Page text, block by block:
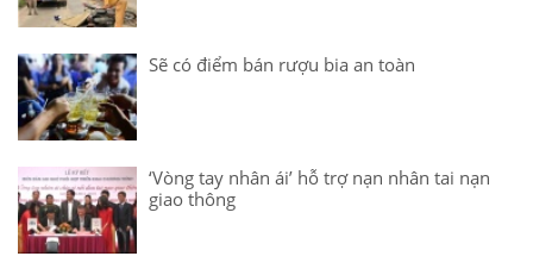
Sẽ có điểm bán rượu bia an toàn
‘Vòng tay nhân ái’ hỗ trợ nạn nhân tai nạn
giao thông